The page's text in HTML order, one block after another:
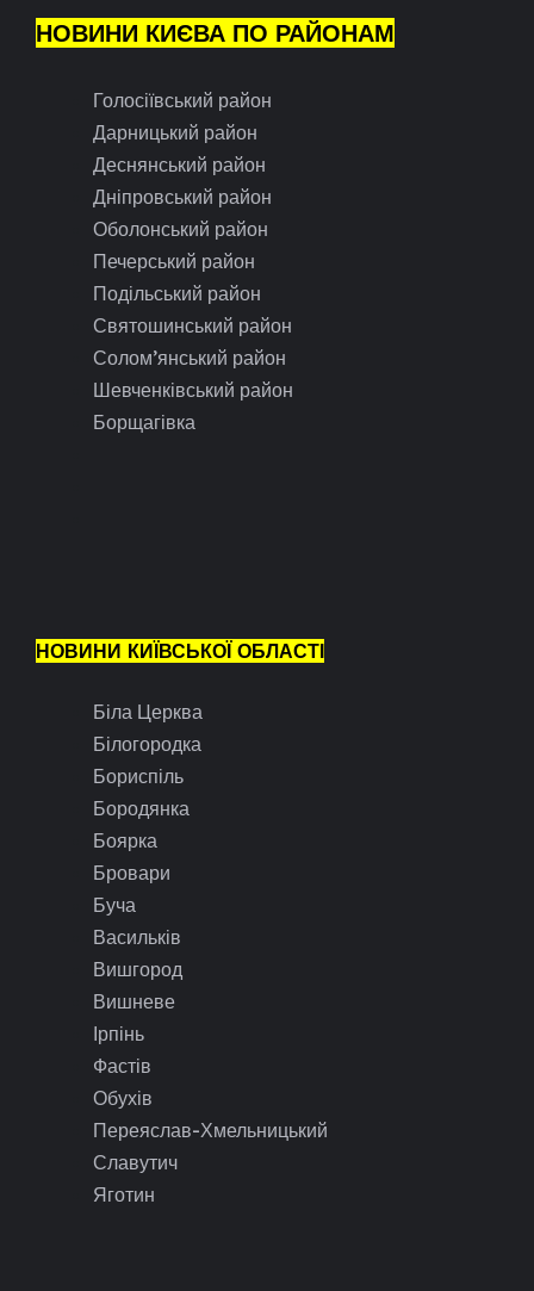
НОВИНИ КИЄВА ПО РАЙОНАМ
Голосіївський район
Дарницький район
Деснянський район
Дніпровський район
Оболонський район
Печерський район
Подільський район
Святошинський район
Солом’янський район
Шевченківський район
Борщагівка
НОВИНИ КИЇВСЬКОЇ ОБЛАСТІ
Біла Церква
Білогородка
Бориспіль
Бородянка
Боярка
Бровари
Буча
Васильків
Вишгород
Вишневе
Ірпінь
Фастів
Обухів
Переяслав-Хмельницький
Славутич
Яготин